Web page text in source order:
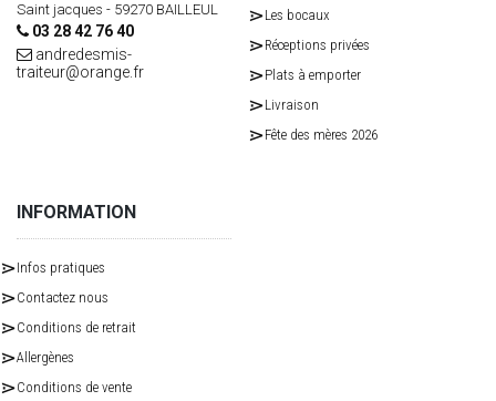
Saint jacques - 59270 BAILLEUL
03 28 42 76 40
andredesmis-
traiteur@orange.fr
Les bocaux
Réceptions privées
Plats à emporter
Livraison
Fête des mères 2026
INFORMATION
Infos pratiques
Contactez nous
Conditions de retrait
Allergènes
Conditions de vente